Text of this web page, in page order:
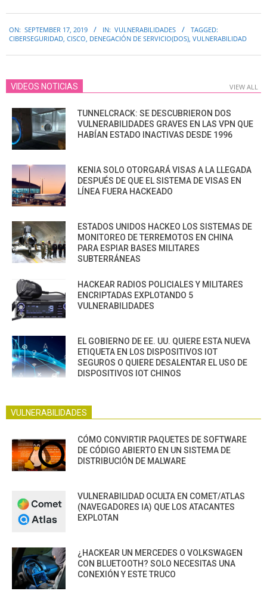
09-
ON: SEPTEMBER 17, 2019 IN: VULNERABILIDADES
TAGGED:
CIBERSEGURIDAD, CISCO, DENEGACIÓN DE SERVICIO(DOS), VULNERABILIDAD
VIDEOS NOTICIAS VIEW ALL
TUNNELCRACK: SE DESCUBRIERON DOS
VULNERABILIDADES GRAVES EN LAS VPN QUE
HABÍAN ESTADO INACTIVAS DESDE 1996
KENIA SOLO OTORGARÁ VISAS A LA LLEGADA
DESPUÉS DE QUE EL SISTEMA DE VISAS EN
LÍNEA FUERA HACKEADO
ESTADOS UNIDOS HACKEO LOS SISTEMAS DE
MONITOREO DE TERREMOTOS EN CHINA
PARA ESPIAR BASES MILITARES
SUBTERRÁNEAS
HACKEAR RADIOS POLICIALES Y MILITARES
ENCRIPTADAS EXPLOTANDO 5
VULNERABILIDADES
EL GOBIERNO DE EE. UU. QUIERE ESTA NUEVA
ETIQUETA EN LOS DISPOSITIVOS IOT
SEGUROS O QUIERE DESALENTAR EL USO DE
DISPOSITIVOS IOT CHINOS
VULNERABILIDADES
CÓMO CONVIRTIR PAQUETES DE SOFTWARE
DE CÓDIGO ABIERTO EN UN SISTEMA DE
DISTRIBUCIÓN DE MALWARE
VULNERABILIDAD OCULTA EN COMET/ATLAS
(NAVEGADORES IA) QUE LOS ATACANTES
EXPLOTAN
¿HACKEAR UN MERCEDES O VOLKSWAGEN
CON BLUETOOTH? SOLO NECESITAS UNA
CONEXIÓN Y ESTE TRUCO